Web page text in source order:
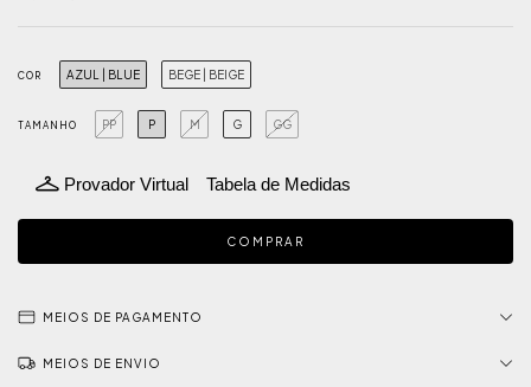
COR AZUL | BLUE BEGE | BEIGE
TAMANHO PP P M G GG
Provador Virtual Tabela de Medidas
MEIOS DE PAGAMENTO
MEIOS DE ENVIO